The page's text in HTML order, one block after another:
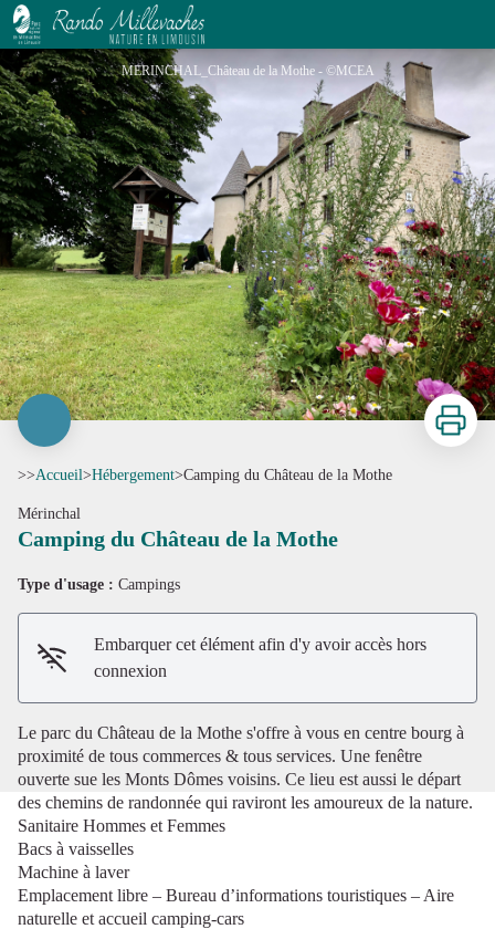
Camping du Château de la Mothe
MERINCHAL_Château de la Mothe - ©MCEA
Voir l'image en plein écran
Imprimer
>>Accueil>Hébergement>Camping du Château de la Mothe
Mérinchal
Camping du Château de la Mothe
Type d'usage : Campings
Embarquer cet élément afin d'y avoir accès hors
connexion
Le parc du Château de la Mothe s'offre à vous en centre bourg à
proximité de tous commerces & tous services. Une fenêtre
ouverte sue les Monts Dômes voisins. Ce lieu est aussi le départ
des chemins de randonnée qui raviront les amoureux de la nature.
Sanitaire Hommes et Femmes
Bacs à vaisselles
Machine à laver
Emplacement libre – Bureau d’informations touristiques – Aire
naturelle et accueil camping-cars